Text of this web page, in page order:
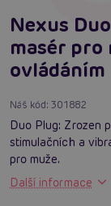
Nexus
masér pro
ovládáním
Náš kód:301882
Duo Plug: Zrozen
stimulačních a
pro muže.
Další informace